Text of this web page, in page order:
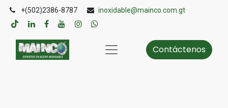
+(502)2386-8787 inoxidable@mainco.com.gt
Contáctenos